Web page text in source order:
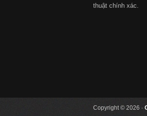
thuật chính xác.
Copyright © 2026 ·